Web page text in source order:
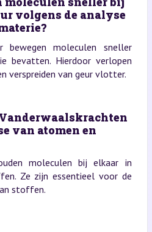
volgens de analyse
bewegen moleculen sneller
bevatten. Hierdoor verlopen
verspreiden van geur vlotter.
van atomen en
moleculen bij elkaar in
Ze zijn essentieel voor de
stoffen.